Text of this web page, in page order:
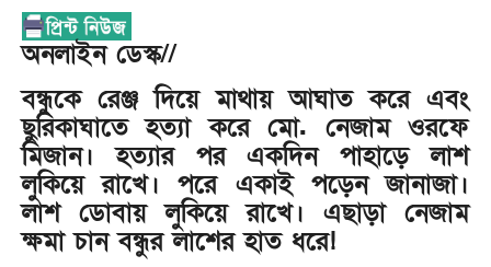
অনলাইন ডেস্ক//
বন্ধুকে রেঞ্জ দিয়ে মাথায় আঘাত করে এবং
ছুরিকাঘাতে হত্যা করে মো. নেজাম ওরফে
মিজান। হত্যার পর একদিন পাহাড়ে লাশ
লুকিয়ে রাখে। পরে একাই পড়েন জানাজা।
লাশ ডোবায় লুকিয়ে রাখে। এছাড়া নেজাম
ক্ষমা চান বন্ধুর লাশের হাত ধরে!